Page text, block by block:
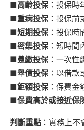
■高齡投保 ：投保時
■重病投保 ：投保
■短期投保 ：投保時
■密集投保 ：短時
■躉繳投保 ：一次
■舉債投保 ：以借
■鉅額投保 ：保費金
■保費高於或接近保
判斷重點 ：實務上